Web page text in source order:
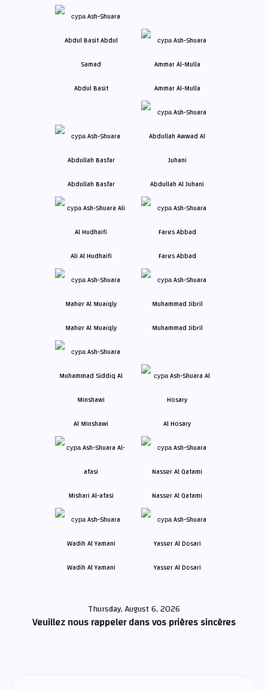
Abdul Basit Ammar Al-Mulla
Abdullah Basfar Abdullah Al Juhani
Ali Al Hudhaifi Fares Abbad
Maher Al Muaiqly Muhammad Jibril
Al Minshawi Al Hosary
Mishari Al-afasi Nasser Al Qatami
Wadih Al Yamani Yasser Al Dosari
Thursday, August 6, 2026
Veuillez nous rappeler dans vos prières sincères